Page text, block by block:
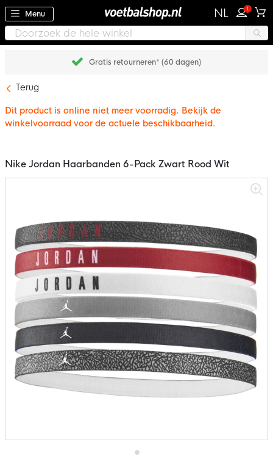
Menu NL 1
Gratis retourneren* (60 dagen)
Terug
Dit product is online niet meer voorradig. Bekijk de
winkelvoorraad voor de actuele beschikbaarheid.
afbeeldingen-
gallerij
Nike Jordan Haarbanden 6-Pack Zwart Rood Wit